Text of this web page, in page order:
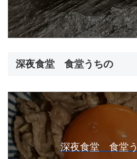
深夜食堂 食堂うちの
深夜食堂 食堂